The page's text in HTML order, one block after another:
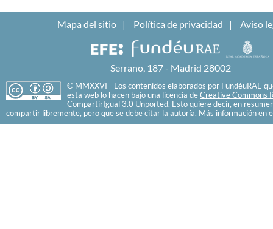
Mapa del sitio Política de privacidad Aviso
Serrano, 187 - Madrid 28002
© MMXXVI - Los contenidos elaborados por FundéuRAE
esta web lo hacen bajo una licencia de Creative Commons
CompartirIgual 3.0 Unported. Esto quiere decir, en
compartir libremente, pero que se debe citar la autoría. Más información en